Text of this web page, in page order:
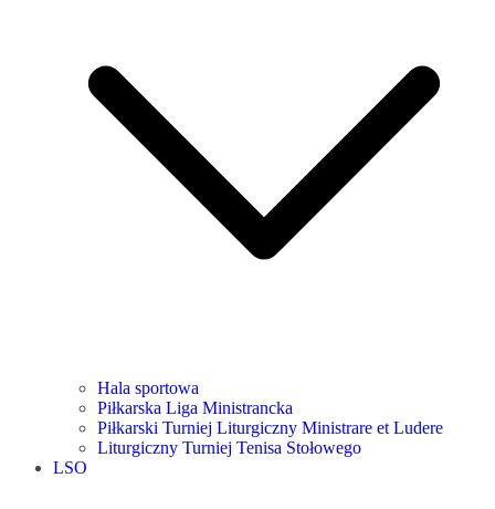
Hala sportowa
Piłkarska Liga Ministrancka
Piłkarski Turniej Liturgiczny Ministrare et Ludere
Liturgiczny Turniej Tenisa Stołowego
LSO